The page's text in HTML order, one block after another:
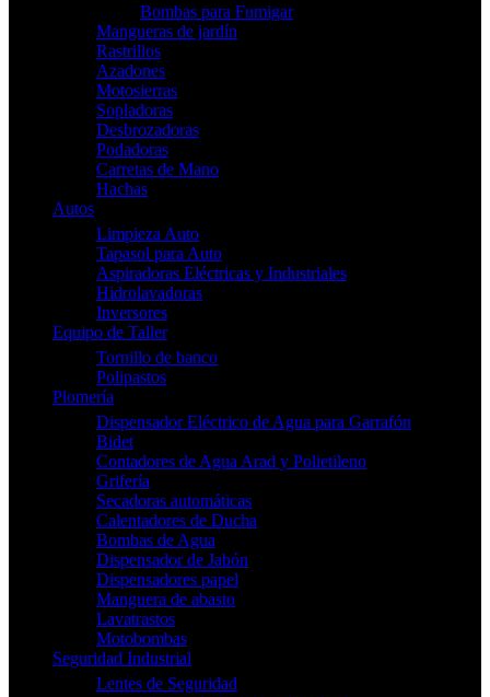
Bombas para Fumigar
Mangueras de jardín
Rastrillos
Azadones
Motosierras
Sopladoras
Desbrozadoras
Podadoras
Carretas de Mano
Hachas
Autos
Limpieza Auto
Tapasol para Auto
Aspiradoras Eléctricas y Industriales
Hidrolavadoras
Inversores
Equipo de Taller
Tornillo de banco
Polipastos
Plomería
Dispensador Eléctrico de Agua para Garrafón
Bidet
Contadores de Agua Arad y Polietileno
Grifería
Secadoras automáticas
Calentadores de Ducha
Bombas de Agua
Dispensador de Jabón
Dispensadores papel
Manguera de abasto
Lavatrastos
Motobombas
Seguridad Industrial
Lentes de Seguridad